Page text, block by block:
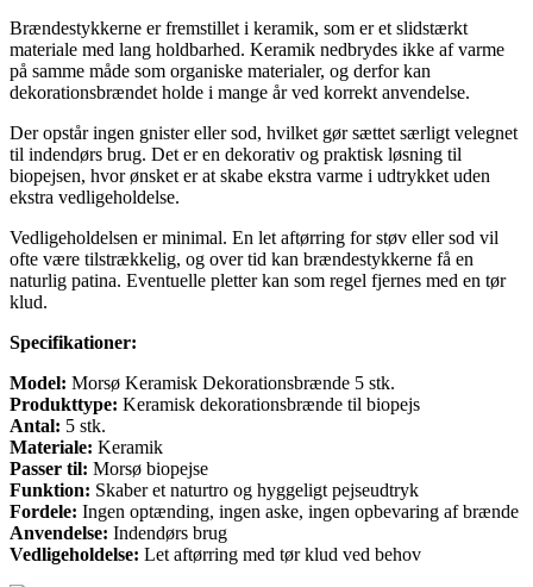
Brændestykkerne er fremstillet i keramik, som er et slidstærkt
materiale med lang holdbarhed. Keramik nedbrydes ikke af varme
på samme måde som organiske materialer, og derfor kan
dekorationsbrændet holde i mange år ved korrekt anvendelse.
Der opstår ingen gnister eller sod, hvilket gør sættet særligt velegnet
til indendørs brug. Det er en dekorativ og praktisk løsning til
biopejsen, hvor ønsket er at skabe ekstra varme i udtrykket uden
ekstra vedligeholdelse.
Vedligeholdelsen er minimal. En let aftørring for støv eller sod vil
ofte være tilstrækkelig, og over tid kan brændestykkerne få en
naturlig patina. Eventuelle pletter kan som regel fjernes med en tør
klud.
Specifikationer:
Model: Morsø Keramisk Dekorationsbrænde 5 stk.
Produkttype: Keramisk dekorationsbrænde til biopejs
Antal: 5 stk.
Materiale: Keramik
Passer til: Morsø biopejse
Funktion: Skaber et naturtro og hyggeligt pejseudtryk
Fordele: Ingen optænding, ingen aske, ingen opbevaring af brænde
Anvendelse: Indendørs brug
Vedligeholdelse: Let aftørring med tør klud ved behov